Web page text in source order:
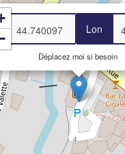
Lon
Déplacez moi si besoin